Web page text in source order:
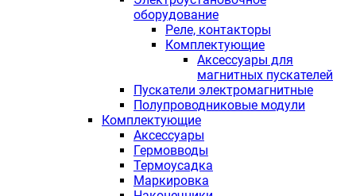
оборудование
Реле, контакторы
Комплектующие
Аксессуары для
магнитных пускателей
Пускатели электромагнитные
Полупроводниковые модули
Комплектующие
Аксессуары
Гермовводы
Термоусадка
Маркировка